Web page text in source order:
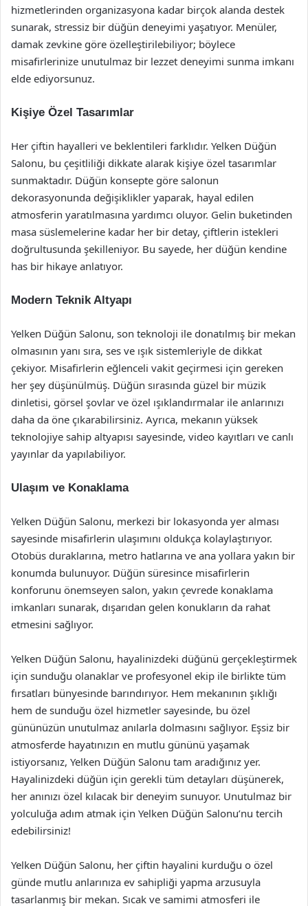
hizmetlerinden organizasyona kadar birçok alanda destek
sunarak, stressiz bir düğün deneyimi yaşatıyor. Menüler,
damak zevkine göre özelleştirilebiliyor; böylece
misafirlerinize unutulmaz bir lezzet deneyimi sunma imkanı
elde ediyorsunuz.
Kişiye Özel Tasarımlar
Her çiftin hayalleri ve beklentileri farklıdır. Yelken Düğün
Salonu, bu çeşitliliği dikkate alarak kişiye özel tasarımlar
sunmaktadır. Düğün konsepte göre salonun
dekorasyonunda değişiklikler yaparak, hayal edilen
atmosferin yaratılmasına yardımcı oluyor. Gelin buketinden
masa süslemelerine kadar her bir detay, çiftlerin istekleri
doğrultusunda şekilleniyor. Bu sayede, her düğün kendine
has bir hikaye anlatıyor.
Modern Teknik Altyapı
Yelken Düğün Salonu, son teknoloji ile donatılmış bir mekan
olmasının yanı sıra, ses ve ışık sistemleriyle de dikkat
çekiyor. Misafirlerin eğlenceli vakit geçirmesi için gereken
her şey düşünülmüş. Düğün sırasında güzel bir müzik
dinletisi, görsel şovlar ve özel ışıklandırmalar ile anlarınızı
daha da öne çıkarabilirsiniz. Ayrıca, mekanın yüksek
teknolojiye sahip altyapısı sayesinde, video kayıtları ve canlı
yayınlar da yapılabiliyor.
Ulaşım ve Konaklama
Yelken Düğün Salonu, merkezi bir lokasyonda yer alması
sayesinde misafirlerin ulaşımını oldukça kolaylaştırıyor.
Otobüs duraklarına, metro hatlarına ve ana yollara yakın bir
konumda bulunuyor. Düğün süresince misafirlerin
konforunu önemseyen salon, yakın çevrede konaklama
imkanları sunarak, dışarıdan gelen konukların da rahat
etmesini sağlıyor.
Yelken Düğün Salonu, hayalinizdeki düğünü gerçekleştirmek
için sunduğu olanaklar ve profesyonel ekip ile birlikte tüm
fırsatları bünyesinde barındırıyor. Hem mekanının şıklığı
hem de sunduğu özel hizmetler sayesinde, bu özel
gününüzün unutulmaz anılarla dolmasını sağlıyor. Eşsiz bir
atmosferde hayatınızın en mutlu gününü yaşamak
istiyorsanız, Yelken Düğün Salonu tam aradığınız yer.
Hayalinizdeki düğün için gerekli tüm detayları düşünerek,
her anınızı özel kılacak bir deneyim sunuyor. Unutulmaz bir
yolculuğa adım atmak için Yelken Düğün Salonu’nu tercih
edebilirsiniz!
Yelken Düğün Salonu, her çiftin hayalini kurduğu o özel
günde mutlu anlarınıza ev sahipliği yapma arzusuyla
tasarlanmış bir mekan. Sıcak ve samimi atmosferi ile